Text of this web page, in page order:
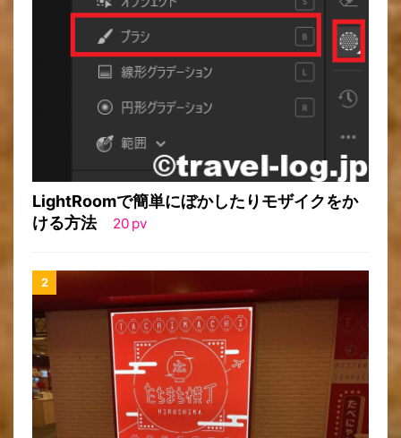
LightRoomで簡単にぼかしたりモザイクをか
ける方法
20 pv